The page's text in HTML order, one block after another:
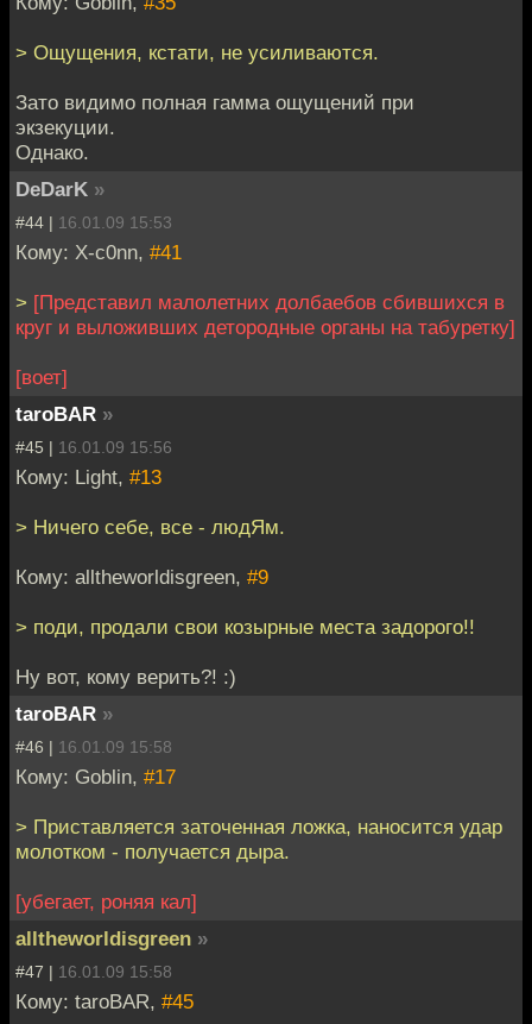
> Ощущения, кстати, не усиливаются.
Зато видимо полная гамма ощущений при
экзекуции.
Однако.
DeDarK »
#44 | 16.01.09 15:53
Кому: X-c0nn, #41
> [Представил малолетних долбаебов сбившихся в
круг и выложивших детородные органы на табуретку]
[воет]
taroBAR »
#45 | 16.01.09 15:56
Кому: Light, #13
> Ничего себе, все - людЯм.
Кому: alltheworldisgreen, #9
> поди, продали свои козырные места задорого!!
Ну вот, кому верить?! :)
taroBAR »
#46 | 16.01.09 15:58
Кому: Goblin, #17
> Приставляется заточенная ложка, наносится удар
молотком - получается дыра.
[убегает, роняя кал]
alltheworldisgreen »
#47 | 16.01.09 15:58
Кому: taroBAR, #45